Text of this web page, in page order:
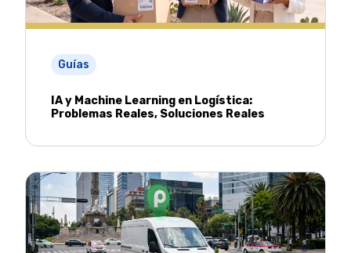
Guías
IA y Machine Learning en Logística:
Problemas Reales, Soluciones Reales